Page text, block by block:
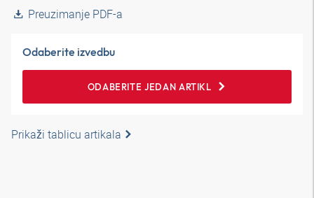
Preuzimanje PDF-a
Odaberite izvedbu
ODABERITE JEDAN ARTIKL
Prikaži tablicu artikala